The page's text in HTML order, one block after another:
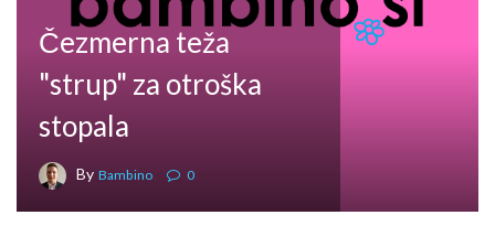
Čezmerna teža
"strup" za otroška
stopala
By Bambino 0